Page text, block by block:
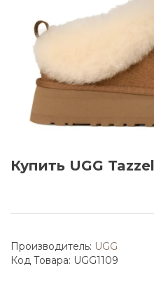
Купить UGG
Производитель: UGG
Код Товара: UGG1109